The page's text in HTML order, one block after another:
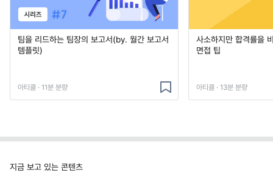
팀을 리드하는 팀장의 보고서(by. 월간 보고서
템플릿)
아티클 · 11분 분량
사소하지만 합격률을
면접 팁
아티클 · 13분 분량
지금 보고 있는 콘텐츠